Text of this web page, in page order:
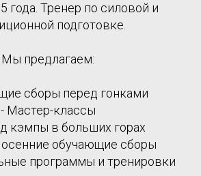
года. Тренер по силовой и
подготовке.
Мы предлагаем:
сборы перед гонками
- Мастер-классы
кэмпы в больших горах
обучающие сборы
программы и тренировки